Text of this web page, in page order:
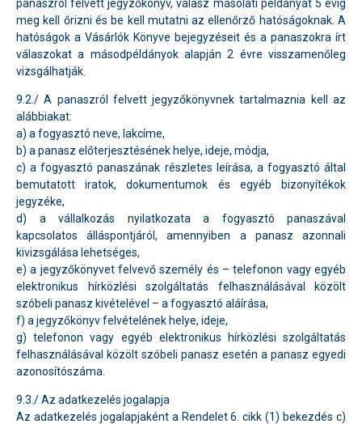
panaszról felvett jegyzőkönyv, válasz másolati példányát 5 évig
meg kell őrizni és be kell mutatni az ellenőrző hatóságoknak. A
hatóságok a Vásárlók Könyve bejegyzéseit és a panaszokra írt
válaszokat a másodpéldányok alapján 2 évre visszamenőleg
vizsgálhatják.
9.2./ A panaszról felvett jegyzőkönyvnek tartalmaznia kell az
alábbiakat:
a) a fogyasztó neve, lakcíme,
b) a panasz előterjesztésének helye, ideje, módja,
c) a fogyasztó panaszának részletes leírása, a fogyasztó által
bemutatott iratok, dokumentumok és egyéb bizonyítékok
jegyzéke,
d) a vállalkozás nyilatkozata a fogyasztó panaszával
kapcsolatos álláspontjáról, amennyiben a panasz azonnali
kivizsgálása lehetséges,
e) a jegyzőkönyvet felvevő személy és – telefonon vagy egyéb
elektronikus hírközlési szolgáltatás felhasználásával közölt
szóbeli panasz kivételével – a fogyasztó aláírása,
f) a jegyzőkönyv felvételének helye, ideje,
g) telefonon vagy egyéb elektronikus hírközlési szolgáltatás
felhasználásával közölt szóbeli panasz esetén a panasz egyedi
azonosítószáma.
9.3./ Az adatkezelés jogalapja
Az adatkezelés jogalapjaként a Rendelet 6. cikk (1) bekezdés c)